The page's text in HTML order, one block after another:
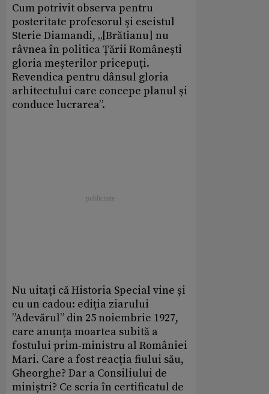
Cum potrivit observa pentru
posteritate profesorul şi eseistul
Sterie Diamandi, „[Brătianu] nu
râvnea în politica Țării Românești
gloria meșterilor pricepuți.
Revendica pentru dânsul gloria
arhitectului care concepe planul și
conduce lucrarea”.
Nu uitați că Historia Special vine și
cu un cadou: ediția ziarului
”Adevărul” din 25 noiembrie 1927,
care anunța moartea subită a
fostului prim-ministru al României
Mari. Care a fost reacția fiului său,
Gheorghe? Dar a Consiliului de
miniștri? Ce scria în certificatul de